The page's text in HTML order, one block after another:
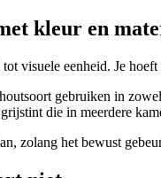
kleur en
visuele eenheid. Je
gebruiken in
die in meerdere
zolang het bewust